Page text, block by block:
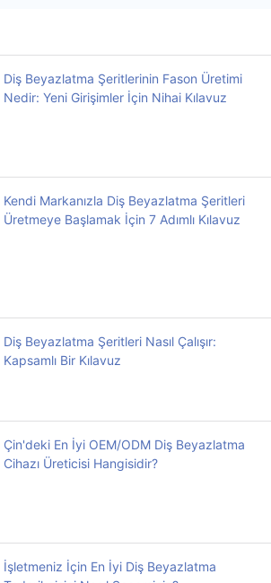
Diş Beyazlatma Şeritlerinin Fason Üretimi
Nedir: Yeni Girişimler İçin Nihai Kılavuz
Kendi Markanızla Diş Beyazlatma Şeritleri
Üretmeye Başlamak İçin 7 Adımlı Kılavuz
Diş Beyazlatma Şeritleri Nasıl Çalışır:
Kapsamlı Bir Kılavuz
Çin'deki En İyi OEM/ODM Diş Beyazlatma
Cihazı Üreticisi Hangisidir?
İşletmeniz İçin En İyi Diş Beyazlatma